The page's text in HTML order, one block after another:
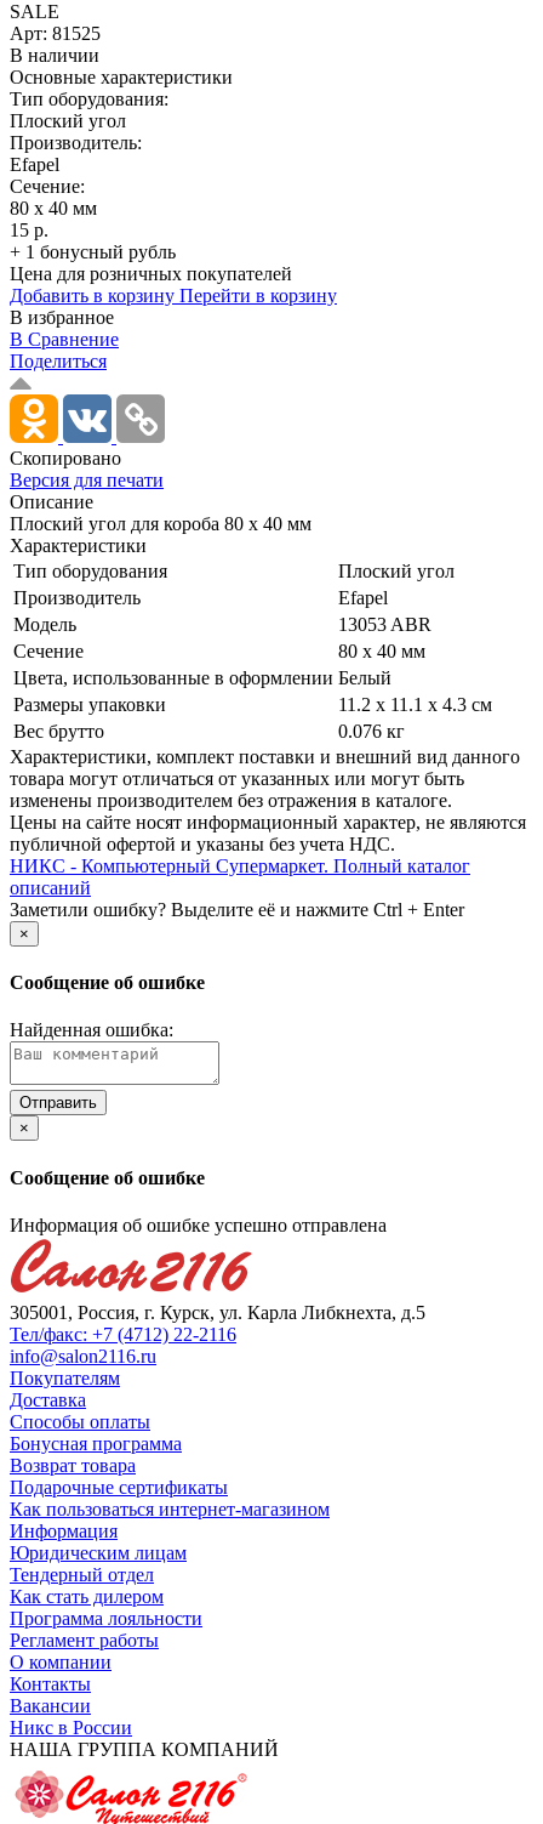
SALE
Арт: 81525
В наличии
Основные характеристики
Тип оборудования:
Плоский угол
Производитель:
Efapel
Сечение:
80 x 40 мм
15 р.
+ 1 бонусный рубль
Цена для розничных покупателей
Добавить в корзину Перейти в корзину
В избранное
В Сравнение
Поделиться
Скопировано
Версия для печати
Описание
Плоский угол для короба 80 х 40 мм
Характеристики
Тип оборудования
Плоский угол
Производитель
Efapel
Модель
13053 ABR
Сечение
80 x 40 мм
Цвета, использованные в оформлении Белый
Размеры упаковки
11.2 x 11.1 x 4.3 см
Вес брутто
0.076 кг
Xарактеристики, комплект поставки и внешний вид данного
товара могут отличаться от указанных или могут быть
изменены производителем без отражения в каталоге.
Цены на сайте носят информационный характер, не являются
публичной офертой и указаны без учета НДС.
НИКС - Компьютерный Cупермаркет. Полный каталог
описаний
Заметили ошибку? Выделите её и нажмите Ctrl + Enter
×
Сообщение об ошибке
Найденная ошибка:
×
Сообщение об ошибке
Информация об ошибке успешно отправлена
305001, Россия, г. Курск, ул. Карла Либкнехта, д.5
Тел/факс: +7 (4712) 22-2116
info@salon2116.ru
Покупателям
Доставка
Способы оплаты
Бонусная программа
Возврат товара
Подарочные сертификаты
Как пользоваться интернет-магазином
Информация
Юридическим лицам
Тендерный отдел
Как стать дилером
Программа лояльности
Регламент работы
О компании
Контакты
Вакансии
Никс в России
НАША ГРУППА КОМПАНИЙ